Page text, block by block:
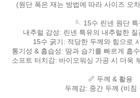
(원단 폭은 재는 방법에 따라 사이즈 오
🪡 15수 린넨 원단 특
내추럴 감성: 린넨 특유의 내추럴한
15수 굵기: 적당한 두께와 힘으로
통기성 & 흡습성: 땀과 습기를 빠르게 흡
소프트 터치감: 바이오워싱 가공 시 더욱
📏 두께 & 활용
두께감: 중간 두께 (비침